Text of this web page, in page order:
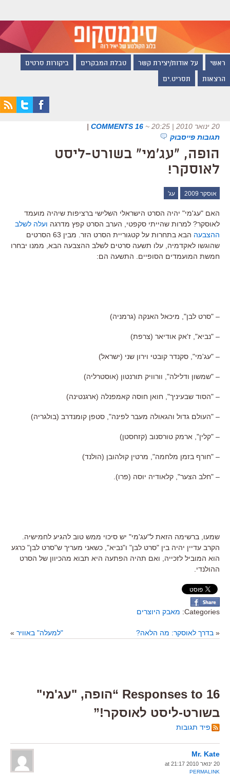
ראשי על אודות/יצירת קשר טבלת המבקרים ביקורות סרטים
הרצאות תסריט.ים
20 ינואר 2010 | 20:25 ~
16 COMMENTS
|
תגובות פייסבוק
הופה, "עג'מי" בשורט-ליסט
לאוסקר!
אוסקר 2009 עג'
האם "עג'מי" יהיה הסרט הישראלי השלישי ברציפות שיהיה מועמד
לאוסקר? למרות שהייתי סקפטי, הערב הסרט קפץ מדרגה ועלה לשלב
ההצבעה
הבא בתחרות על קטגוריית הסרט הזר. מבין 63 הסרטים
שהוגשו לאקדמיה, עלו תשעה סרטים לשלב ההצבעה הבא, ממנו יבחרו
חמשת המועמדים הסופיים. התשעה הם:
– "סרט לבן", מיכאל האנקה (גרמניה)
– "נביא", ז'אק אודיאר (צרפת)
– "עג'מי", סקנדר קובטי וירון שני (ישראל)
– "שמשון ודלילה", וורוויק תורנטון (אוסטרליה)
– "הסוד שבעיניך", חואן חוסה קאמפנלה (ארגנטינה)
– "העולם גדול והגאולה מעבר לפינה", סטפן קומנדרב (בולגריה)
– "קלין", ארמק טורסנוב (קזחסטן)
– "חורף בזמן מלחמה", מרטין קולהובן (הולנד)
– "חלב הצער", קלאודיה יוסה (פרו).
שמעו, ברשימה הזאת ל"עג'מי" יש סיכוי ממש טוב להגיע לחמישיה.
הקרב עדיין יהיה בין "סרט לבן" ו"נביא", כשאני מעריך ש"סרט לבן" כרגע
הוא המוביל לזכייה, ואם תהיה הפתעה היא תבוא מהכיוון של הסרט
ההולנדי.
Categories: מאבק היוצרים
« בדרך לאוסקר: מה הלאה? "למעלה" באוויר »
16 Responses to “הופה, "עג'מי"
בשורט-ליסט לאוסקר!”
פיד תגובות
Mr. Kate
20 ינואר 2010 at 21:17
PERMALINK